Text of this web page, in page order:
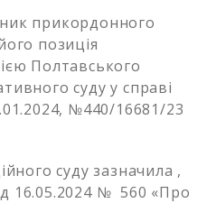
прикордонного
позиція
Полтавського
суду у справі
№440/16681/23
суду зазначила ,
16.05.2024 № 560 «Про